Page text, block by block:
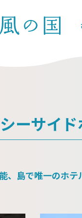
シーサイ
、島で唯一のホテ